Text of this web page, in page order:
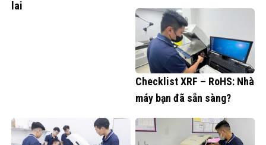
lai
Checklist XRF – RoHS: Nhà
máy bạn đã sẵn sàng?